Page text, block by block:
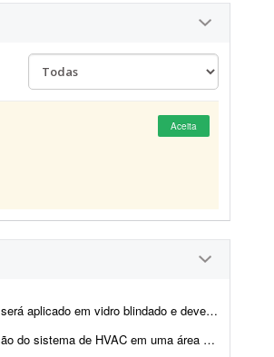
Aceita
ser detalhado para fabricação. Deverá elaborar ...
3 laboratórios a serem instalados em um edifício no Tamboré, SP. Incluir u...